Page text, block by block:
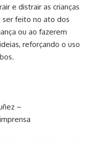
e distrair as crianças
ser feito no ato dos
ou ao fazerem
reforçando o uso
–